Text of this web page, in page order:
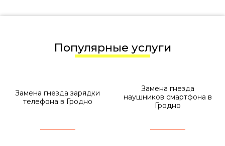
Популярные услуги
Замена гнезда зарядки
телефона в Гродно
Замена гнезда
наушников смартфона в
Гродно